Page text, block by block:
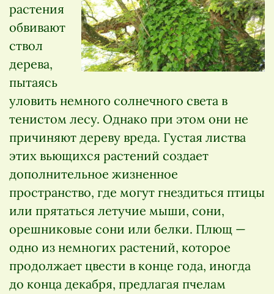
растения
обвивают
ствол
дерева,
пытаясь
уловить немного солнечного света в
тенистом лесу. Однако при этом они не
причиняют дереву вреда. Густая листва
этих вьющихся растений создает
дополнительное жизненное
пространство, где могут гнездиться птицы
или прятаться летучие мыши, сони,
орешниковые сони или белки. Плющ —
одно из немногих растений, которое
продолжает цвести в конце года, иногда
до конца декабря, предлагая пчелам